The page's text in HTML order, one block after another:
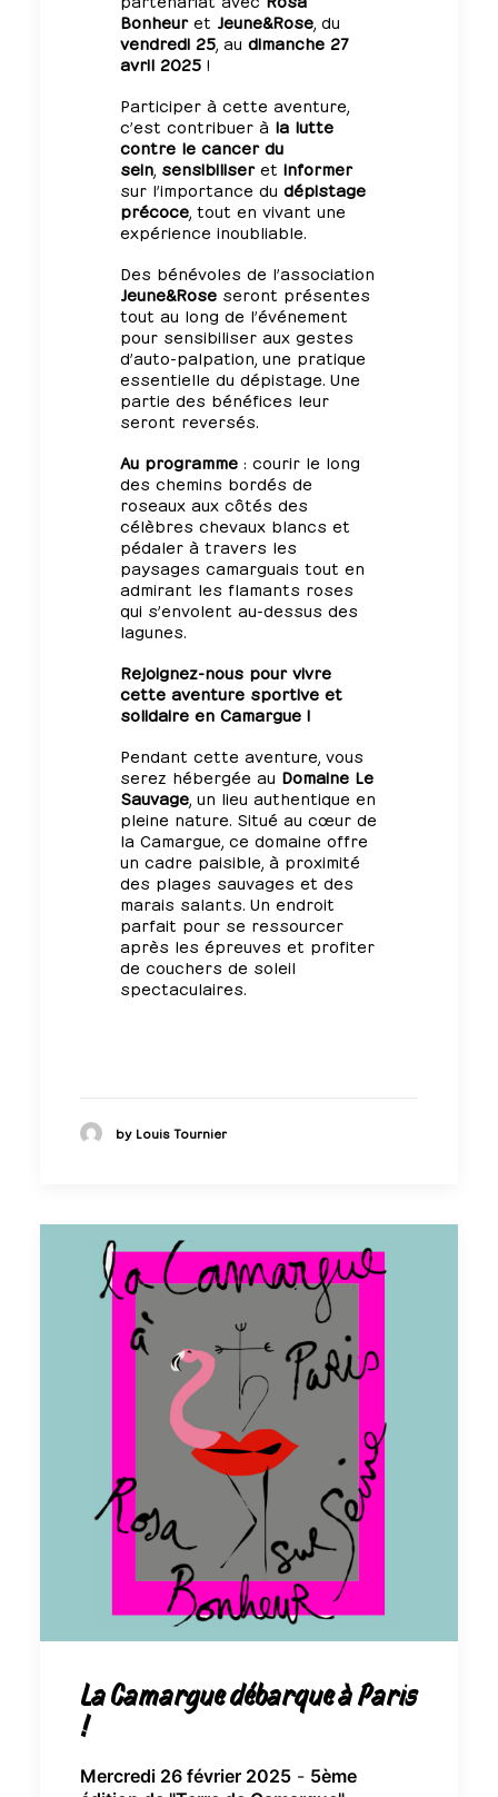
Bonheur et Jeune&Rose , du
vendredi 25 , au dimanche 27
avril 2025 !
Participer à cette aventure,
c’est contribuer à la lutte
contre le cancer du
sein sensibiliseret informer
sur l’importance du dépistage
précoce , tout en vivant une
expérience inoubliable.
Des bénévoles de l’association
Jeune&Rose seront présentes
tout au long de l’événement
pour sensibiliser aux gestes
d’auto-palpation, une pratique
essentielle du dépistage. Une
partie des bénéfices leur
seront reversés.
Au programme : courir le long
des chemins bordés de
roseaux aux côtés des
célèbres chevaux blancs et
pédaler à travers les
paysages camarguais tout en
admirant les flamants roses
qui s’envolent au-dessus des
lagunes.
Rejoignez-nous pour vivre
cette aventure sportive et
solidaire en Camargue !
Pendant cette aventure, vous
serez hébergée au Domaine Le
Sauvage , un lieu authentique en
pleine nature. Situé au cœur de
la Camargue, ce domaine offre
un cadre paisible, à proximité
des plages sauvages et des
marais salants. Un endroit
parfait pour se ressourcer
après les épreuves et profiter
de couchers de soleil
spectaculaires.
by Louis Tournier
La Camargue débarque à Paris
!
Mercredi 26 février 2025 - 5ème